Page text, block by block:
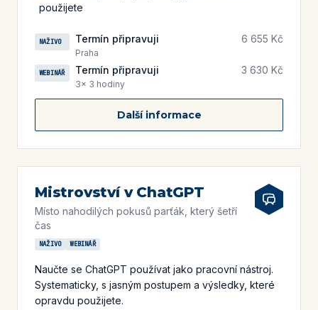
použijete
NAŽIVO Termín připravuji
Praha
6 655 Kč
WEBINÁŘ Termín připravuji
3× 3 hodiny
3 630 Kč
Další informace
Mistrovství v ChatGPT
Místo nahodilých pokusů parťák, který šetří
čas
NAŽIVO WEBINÁŘ
Naučte se ChatGPT používat jako pracovní nástroj.
Systematicky, s jasným postupem a výsledky, které
opravdu použijete.